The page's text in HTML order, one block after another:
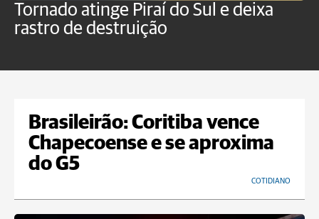
Tornado atinge Piraí do Sul e deixa
rastro de destruição
Brasileirão: Coritiba vence
Chapecoense e se aproxima
do G5
COTIDIANO